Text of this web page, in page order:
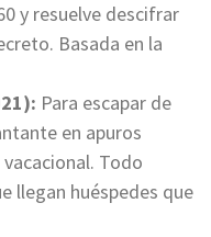
y resuelve descifrar
Basada en la
Para escapar de
en apuros
Todo
llegan huéspedes que